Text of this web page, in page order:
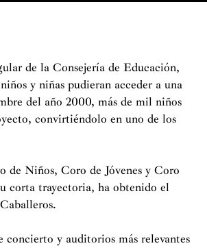
de la Consejería de Educación,
y niñas pudieran acceder a una
del año 2000, más de mil niños
convirtiéndolo en uno de los
de Niños, Coro de Jóvenes y Coro
corta trayectoria, ha obtenido el
y auditorios más relevantes